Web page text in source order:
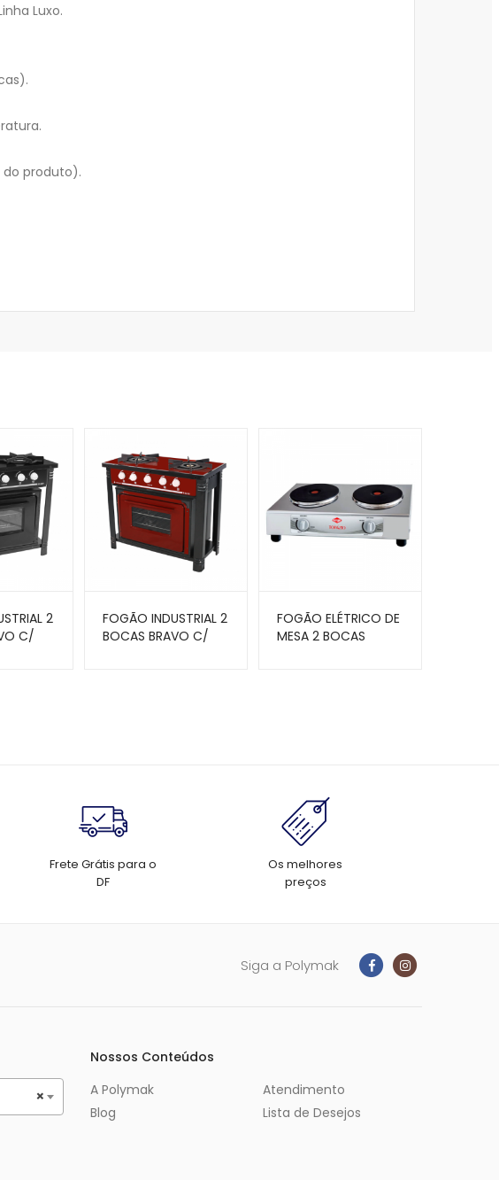
Luxo.
produto).
2
C/
FOGÃO INDUSTRIAL 2
BOCAS BRAVO C/
FOGÃO ELÉTRICO DE
MESA 2 BOCAS
Frete Grátis para o
DF
Os melhores
preços
Siga a Polymak
×
Nossos Conteúdos
A Polymak
Blog
Atendimento
Lista de Desejos